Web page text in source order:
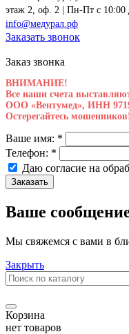
этаж 2, оф. 2 | Пн-Пт c 10:00
info@медурал.рф
Заказать звонок
Заказ звонка
ВНИМАНИЕ!
Все наши счета
ООО «Вентумед», ИНН
Остерегайтесь
Ваше имя: *
Телефон: *
Даю согласие на
Заказать
Ваше
Мы свяжемся с вами в
Закрыть
Корзина
нет товаров